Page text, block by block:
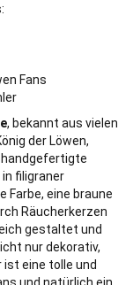
Fans
, bekannt aus vielen
der Löwen,
handgefertigte
filigraner
Farbe, eine braune
Räucherkerzen
gestaltet und
nur dekorativ,
eine tolle und